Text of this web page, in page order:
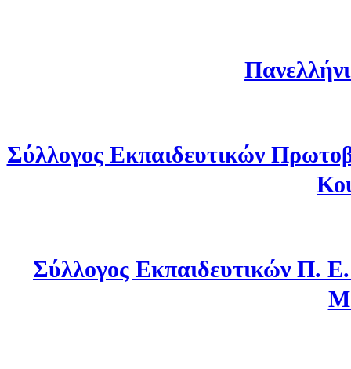
Σύλλογος Εκπαιδευτικών
Σύλλογος Εκπαιδευτικών Π.